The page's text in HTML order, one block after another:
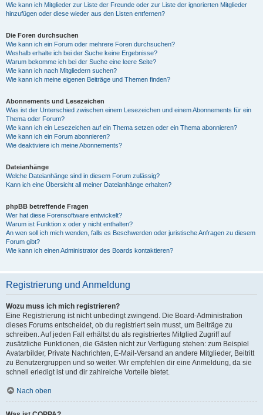
Wie kann ich Mitglieder zur Liste der Freunde oder zur Liste der ignorierten Mitglieder
hinzufügen oder diese wieder aus den Listen entfernen?
Die Foren durchsuchen
Wie kann ich ein Forum oder mehrere Foren durchsuchen?
Weshalb erhalte ich bei der Suche keine Ergebnisse?
Warum bekomme ich bei der Suche eine leere Seite?
Wie kann ich nach Mitgliedern suchen?
Wie kann ich meine eigenen Beiträge und Themen finden?
Abonnements und Lesezeichen
Was ist der Unterschied zwischen einem Lesezeichen und einem Abonnements für ein
Thema oder Forum?
Wie kann ich ein Lesezeichen auf ein Thema setzen oder ein Thema abonnieren?
Wie kann ich ein Forum abonnieren?
Wie deaktiviere ich meine Abonnements?
Dateianhänge
Welche Dateianhänge sind in diesem Forum zulässig?
Kann ich eine Übersicht all meiner Dateianhänge erhalten?
phpBB betreffende Fragen
Wer hat diese Forensoftware entwickelt?
Warum ist Funktion x oder y nicht enthalten?
An wen soll ich mich wenden, falls es Beschwerden oder juristische Anfragen zu diesem
Forum gibt?
Wie kann ich einen Administrator des Boards kontaktieren?
Registrierung und Anmeldung
Wozu muss ich mich registrieren?
Eine Registrierung ist nicht unbedingt zwingend. Die Board-Administration
dieses Forums entscheidet, ob du registriert sein musst, um Beiträge zu
schreiben. Auf jeden Fall erhältst du als registriertes Mitglied Zugriff auf
zusätzliche Funktionen, die Gästen nicht zur Verfügung stehen: zum Beispiel
Avatarbilder, Private Nachrichten, E-Mail-Versand an andere Mitglieder, Beitritt
zu Benutzergruppen und so weiter. Wir empfehlen dir eine Anmeldung, da sie
schnell erledigt ist und dir zahlreiche Vorteile bietet.
Nach oben